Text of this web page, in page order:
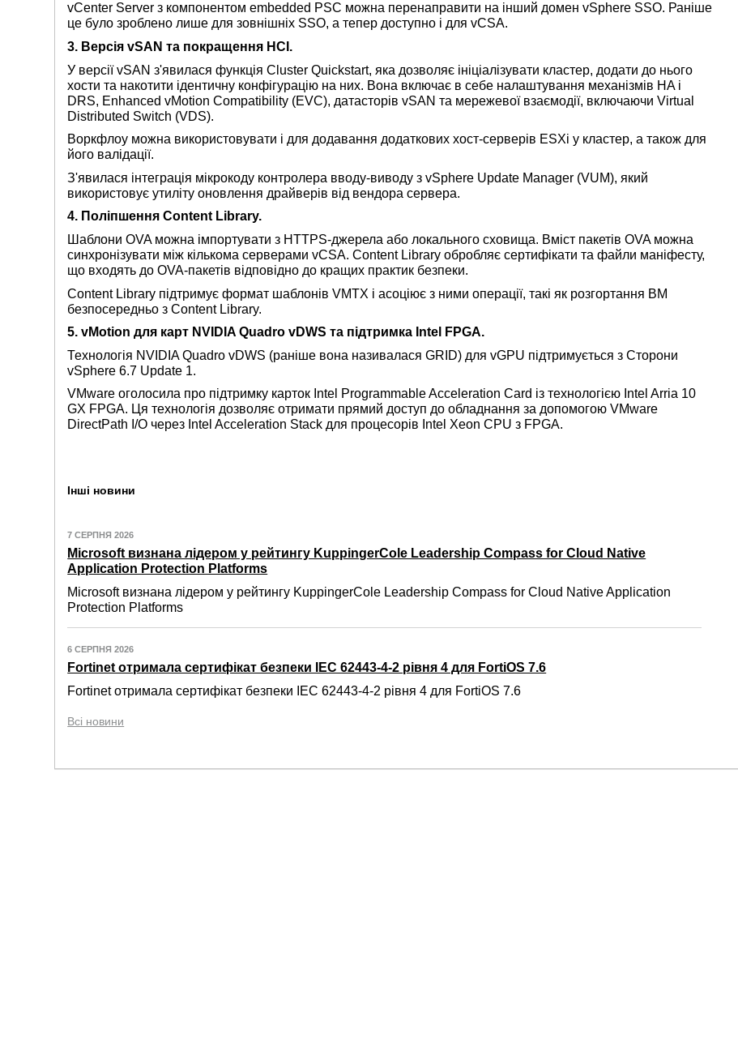
vCenter Server з компонентом embedded PSC можна перенаправити на інший домен vSphere SSO. Раніше
це було зроблено лише для зовнішніх SSO, а тепер доступно і для vCSA.
3. Версія vSAN та покращення HCI.
У версії vSAN з'явилася функція Cluster Quickstart, яка дозволяє ініціалізувати кластер, додати до нього
хости та накотити ідентичну конфігурацію на них. Вона включає в себе налаштування механізмів HA і
DRS, Enhanced vMotion Compatibility (EVC), датасторів vSAN та мережевої взаємодії, включаючи Virtual
Distributed Switch (VDS).
Воркфлоу можна використовувати і для додавання додаткових хост-серверів ESXi у кластер, а також для
його валідації.
З'явилася інтеграція мікрокоду контролера вводу-виводу з vSphere Update Manager (VUM), який
використовує утиліту оновлення драйверів від вендора сервера.
4. Поліпшення Content Library.
Шаблони OVA можна імпортувати з HTTPS-джерела або локального сховища. Вміст пакетів OVA можна
синхронізувати між кількома серверами vCSA. Content Library обробляє сертифікати та файли маніфесту,
що входять до OVA-пакетів відповідно до кращих практик безпеки.
Content Library підтримує формат шаблонів VMTX і асоціює з ними операції, такі як розгортання ВМ
безпосередньо з Content Library.
5. vMotion для карт NVIDIA Quadro vDWS та підтримка Intel FPGA.
Технологія NVIDIA Quadro vDWS (раніше вона називалася GRID) для vGPU підтримується з Сторони
vSphere 6.7 Update 1.
VMware оголосила про підтримку карток Intel Programmable Acceleration Card із технологією Intel Arria 10
GX FPGA. Ця технологія дозволяє отримати прямий доступ до обладнання за допомогою VMware
DirectPath I/O через Intel Acceleration Stack для процесорів Intel Xeon CPU з FPGA.
Інші новини
7 СЕРПНЯ 2026
Microsoft визнана лідером у рейтингу KuppingerCole Leadership Compass for Cloud Native
Application Protection Platforms
Microsoft визнана лідером у рейтингу KuppingerCole Leadership Compass for Cloud Native Application
Protection Platforms
6 СЕРПНЯ 2026
Fortinet отримала сертифікат безпеки IEC 62443-4-2 рівня 4 для FortiOS 7.6
Fortinet отримала сертифікат безпеки IEC 62443-4-2 рівня 4 для FortiOS 7.6
Всі новини